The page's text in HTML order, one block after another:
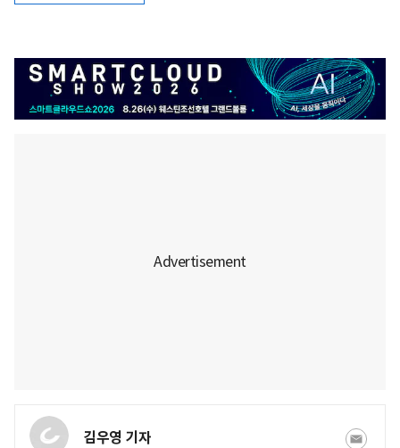
김우영 기자